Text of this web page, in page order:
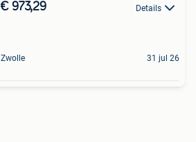
€ 973,29 Details
Zwolle 31 jul 26